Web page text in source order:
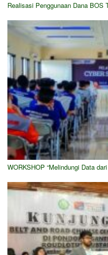
Realisasi Penggunaan Dana BOS
WORKSHOP “Melindungi Data